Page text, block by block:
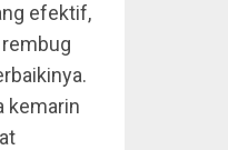
efektif,
kemarin